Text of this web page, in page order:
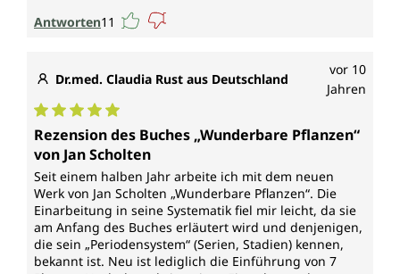
Antworten11
Dr.med. Claudia Rust aus Deutschland
vor 10
Jahren
Durchschnittliche Bewertung von 5 von 5 Sternen
Rezension des Buches „Wunderbare Pflanzen“
von Jan Scholten
Seit einem halben Jahr arbeite ich mit dem neuen
Werk von Jan Scholten „Wunderbare Pflanzen“. Die
Einarbeitung in seine Systematik fiel mir leicht, da sie
am Anfang des Buches erläutert wird und denjenigen,
die sein „Periodensystem“ (Serien, Stadien) kennen,
bekannt ist. Neu ist lediglich die Einführung von 7